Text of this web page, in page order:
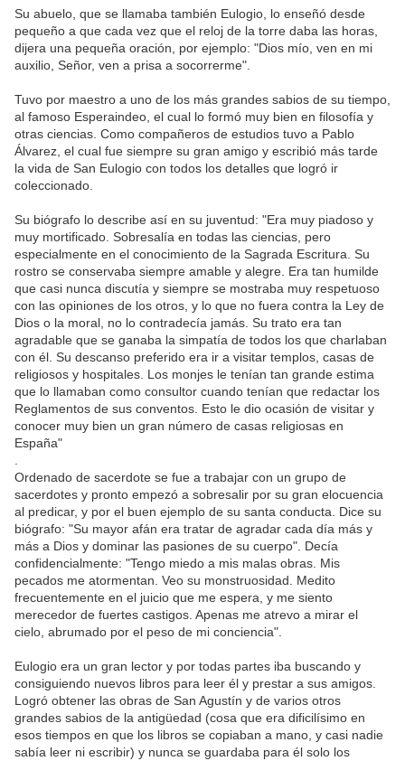
Su abuelo, que se llamaba también Eulogio, lo enseñó desde
pequeño a que cada vez que el reloj de la torre daba las horas,
dijera una pequeña oración, por ejemplo: "Dios mío, ven en mi
auxilio, Señor, ven a prisa a socorrerme".
Tuvo por maestro a uno de los más grandes sabios de su tiempo,
al famoso Esperaindeo, el cual lo formó muy bien en filosofía y
otras ciencias. Como compañeros de estudios tuvo a Pablo
Álvarez, el cual fue siempre su gran amigo y escribió más tarde
la vida de San Eulogio con todos los detalles que logró ir
coleccionado.
Su biógrafo lo describe así en su juventud: "Era muy piadoso y
muy mortificado. Sobresalía en todas las ciencias, pero
especialmente en el conocimiento de la Sagrada Escritura. Su
rostro se conservaba siempre amable y alegre. Era tan humilde
que casi nunca discutía y siempre se mostraba muy respetuoso
con las opiniones de los otros, y lo que no fuera contra la Ley de
Dios o la moral, no lo contradecía jamás. Su trato era tan
agradable que se ganaba la simpatía de todos los que charlaban
con él. Su descanso preferido era ir a visitar templos, casas de
religiosos y hospitales. Los monjes le tenían tan grande estima
que lo llamaban como consultor cuando tenían que redactar los
Reglamentos de sus conventos. Esto le dio ocasión de visitar y
conocer muy bien un gran número de casas religiosas en
España"
Ordenado de sacerdote se fue a trabajar con un grupo de
sacerdotes y pronto empezó a sobresalir por su gran elocuencia
al predicar, y por el buen ejemplo de su santa conducta. Dice su
biógrafo: "Su mayor afán era tratar de agradar cada día más y
más a Dios y dominar las pasiones de su cuerpo". Decía
confidencialmente: "Tengo miedo a mis malas obras. Mis
pecados me atormentan. Veo su monstruosidad. Medito
frecuentemente en el juicio que me espera, y me siento
merecedor de fuertes castigos. Apenas me atrevo a mirar el
cielo, abrumado por el peso de mi conciencia".
Eulogio era un gran lector y por todas partes iba buscando y
consiguiendo nuevos libros para leer él y prestar a sus amigos.
Logró obtener las obras de San Agustín y de varios otros
grandes sabios de la antigüedad (cosa que era dificilísimo en
esos tiempos en que los libros se copiaban a mano, y casi nadie
sabía leer ni escribir) y nunca se guardaba para él solo los